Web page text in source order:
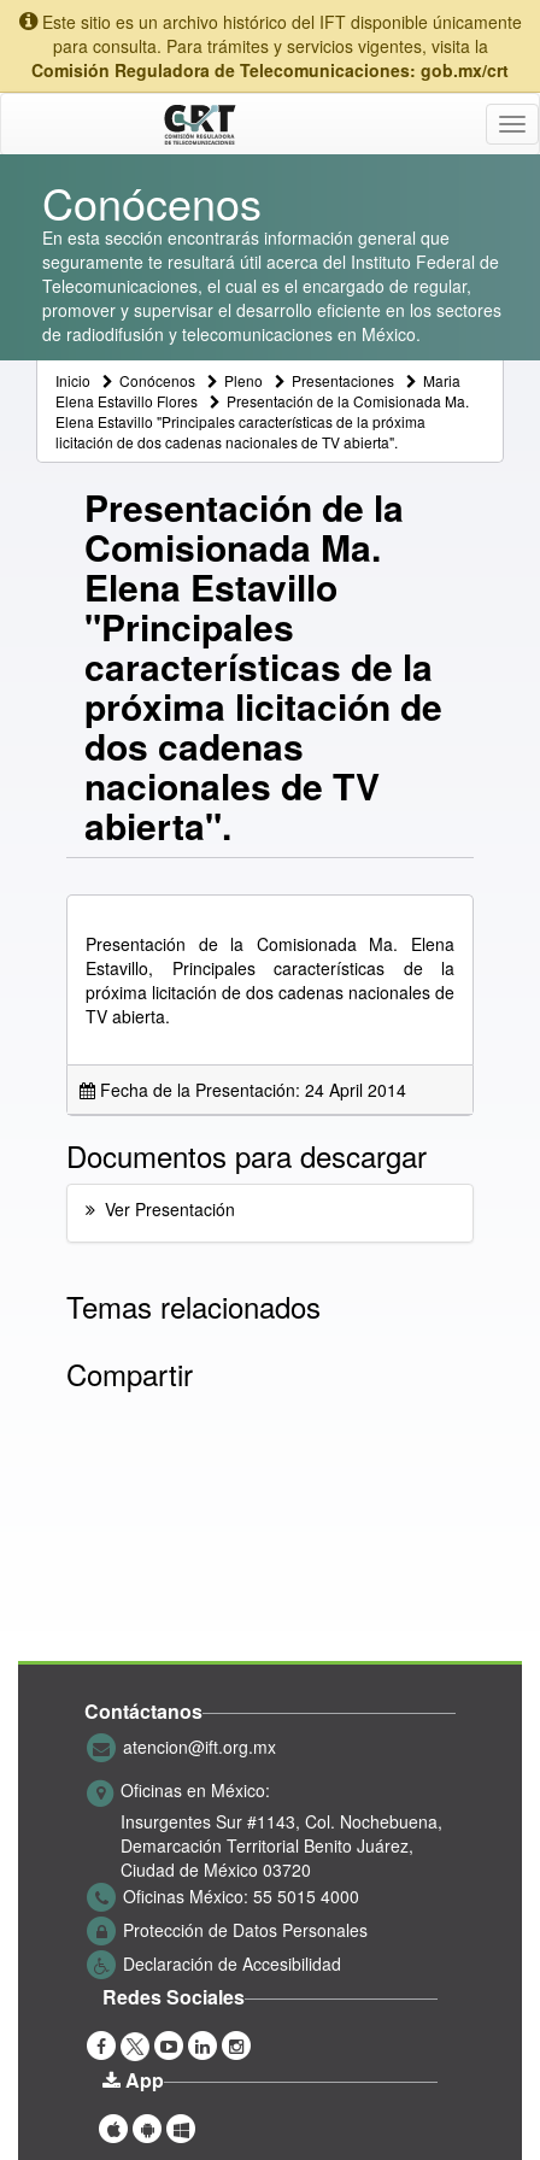
Este sitio es un archivo histórico del IFT disponible únicamente
para consulta. Para trámites y servicios vigentes, visita la
Comisión Reguladora de Telecomunicaciones: gob.mx/crt
Conócenos
En esta sección encontrarás información general que
seguramente te resultará útil acerca del Instituto Federal de
Telecomunicaciones, el cual es el encargado de regular,
promover y supervisar el desarrollo eficiente en los sectores
de radiodifusión y telecomunicaciones en México.
Inicio Conócenos Pleno Presentaciones
Maria
Elena Estavillo Flores
Presentación de la Comisionada Ma.
Elena Estavillo "Principales características de la próxima
licitación de dos cadenas nacionales de TV abierta".
Presentación de la
Comisionada Ma.
Elena Estavillo
"Principales
características de la
próxima licitación de
dos cadenas
nacionales de TV
abierta".
Presentación de la Comisionada Ma. Elena
Estavillo, Principales características de la
próxima licitación de dos cadenas nacionales de
TV abierta.
Fecha de la Presentación: 24 April 2014
Documentos para descargar
Ver Presentación
Temas relacionados
Compartir
Contáctanos
atencion@ift.org.mx
Oficinas en México:
Insurgentes Sur #1143, Col. Nochebuena,
Demarcación Territorial Benito Juárez,
Ciudad de México 03720
Oficinas México: 55 5015 4000
Protección de Datos Personales
Declaración de Accesibilidad
Redes Sociales
App